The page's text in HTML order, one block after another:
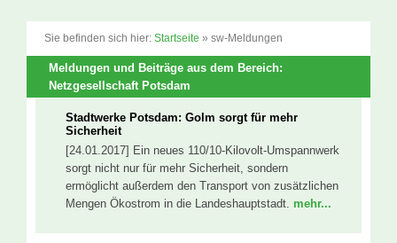
Sie befinden sich hier: Startseite » sw-Meldungen
Meldungen und Beiträge aus dem Bereich:
Netzgesellschaft Potsdam
Stadtwerke Potsdam: Golm sorgt für mehr
Sicherheit
[24.01.2017] Ein neues 110/10-Kilovolt-Umspannwerk
sorgt nicht nur für mehr Sicherheit, sondern
ermöglicht außerdem den Transport von zusätzlichen
Mengen Ökostrom in die Landeshauptstadt. mehr...